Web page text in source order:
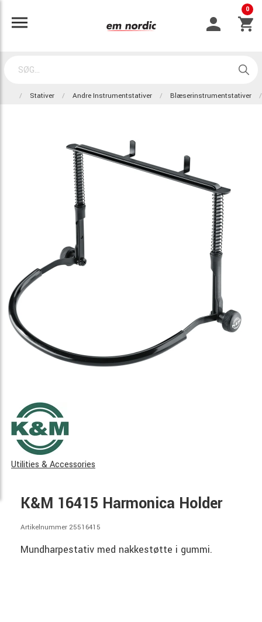
0
Stativer Andre Instrumentstativer Blæserinstrumentstativer
Utilities & Accessories
K&M 16415 Harmonica Holder
Artikelnummer 25516415
Mundharpestativ med nakkestøtte i gummi.